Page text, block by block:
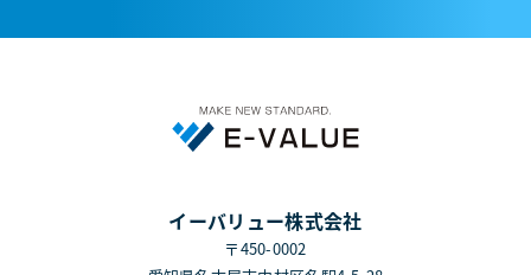
イーバリュー株式会社
〒450-0002